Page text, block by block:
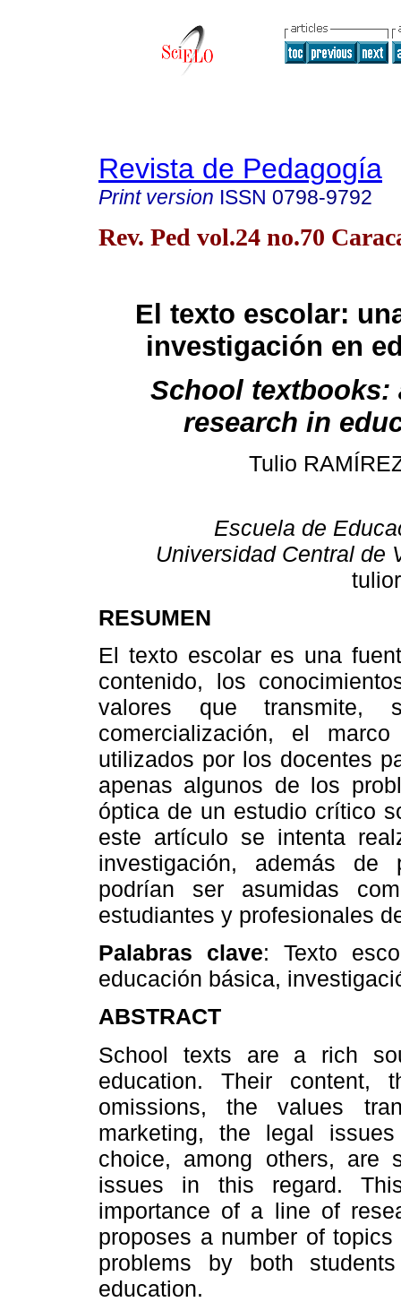
Revista de Pedagogía
Print version ISSN 0798-9792
Rev. Ped vol.24 no.70
El texto escolar:
investigación en
School textbooks:
research in
Tulio
Escuela de
Universidad Central de
RESUMEN
El texto escolar es una
contenido, los
valores que transmite,
comercialización, el
utilizados por los docentes
apenas algunos de los
óptica de un estudio crítico
este artículo se intenta
investigación, además de
podrían ser asumidas
estudiantes y profesionales
Palabras clave: Texto
educación básica,
ABSTRACT
School texts are a rich
education. Their content,
omissions, the values
marketing, the legal
choice, among others, are
issues in this regard.
importance of a line of
proposes a number of
problems by both
education.